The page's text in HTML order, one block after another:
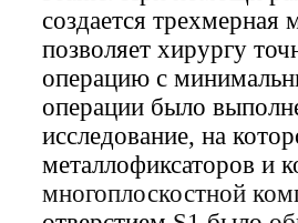
создается трехмерная
позволяет хирургу
операцию с
операции было
исследование, на
металлофиксаторов и
многоплоскостной